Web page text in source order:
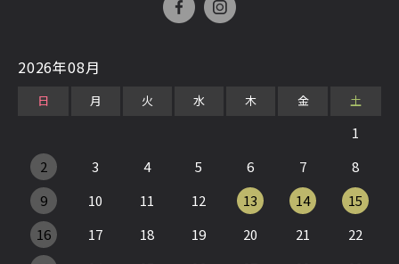
2026年08月
日 月 火 水 木 金 土
1
2
3 4 5 6 7
8
9
10 11 12 13 14
15
16
17 18 19 20 21
22